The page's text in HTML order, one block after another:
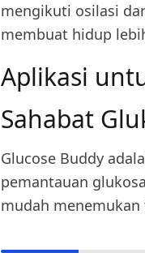
mengikuti osilasi
membuat hidup
Aplikasi
Sahabat
Glucose Buddy
pemantauan
mudah